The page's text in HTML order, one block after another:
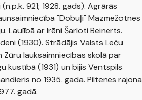
921; 1928. gads). Agrārās
"Dobuļi" Mazmežotnes
Laulībā ar Irēni Šarloti Beinerts.
(1930). Strādājis Valsts Leču
Zūru lauksaimniecības skolā par
kustībā (1931) un bijis Ventspils
no 1935. gada. Piltenes rajona
gadā.